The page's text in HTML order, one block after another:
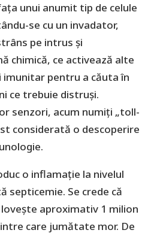
unui anumit tip de celule
se cu un invadator,
pe intrus și
chimică, ce activează alte
imunitar pentru a căuta în
ce trebuie distruși.
senzori, acum numiți „toll-
considerată o descoperire
o inflamație la nivelul
septicemie. Se crede că
aproximativ 1 milion
care jumătate mor. De